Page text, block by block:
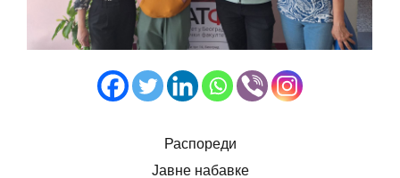
Распореди
Јавне набавке